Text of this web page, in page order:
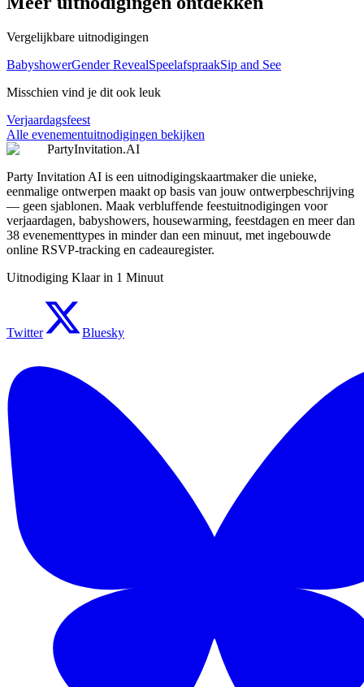
Vergelijkbare uitnodigingen
BabyshowerGender RevealSpeelafspraakSip and See
Misschien vind je dit ook leuk
Verjaardagsfeest
Alle evenementuitnodigingen bekijken
PartyInvitation.AI
Party Invitation AI is een uitnodigingskaartmaker die unieke,
eenmalige ontwerpen maakt op basis van jouw ontwerpbeschrijving
— geen sjablonen. Maak verbluffende feestuitnodigingen voor
verjaardagen, babyshowers, housewarming, feestdagen en meer dan
38 evenementtypes in minder dan een minuut, met ingebouwde
online RSVP-tracking en cadeauregister.
Uitnodiging Klaar in 1 Minuut
Twitter Bluesky